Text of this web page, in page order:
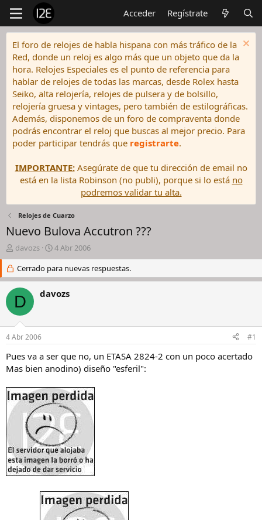
Acceder Regístrate
El foro de relojes de habla hispana con más tráfico de la
Red, donde un reloj es algo más que un objeto que da la
hora. Relojes Especiales es el punto de referencia para
hablar de relojes de todas las marcas, desde Rolex hasta
Seiko, alta relojería, relojes de pulsera y de bolsillo,
relojería gruesa y vintages, pero también de estilográficas.
Además, disponemos de un foro de compraventa donde
podrás encontrar el reloj que buscas al mejor precio. Para
poder participar tendrás que registrarte.
IMPORTANTE:Asegúrate de que tu dirección de email no
está en la lista Robinson (no publi), porque si lo está no
podremos validar tu alta.
Relojes de Cuarzo
Nuevo Bulova Accutron ???
I
n
c
i
a
d
o
r
d
e
l
h
l
o
davozs
F
e
c
h
d
i
c
i
o
4 Abr 2006
Cerrado para nuevas respuestas.
D davozs
4 Abr 2006 #1
Pues va a ser que no, un ETASA 2824-2 con un poco acertado
Mas bien anodino) diseño "esferil":